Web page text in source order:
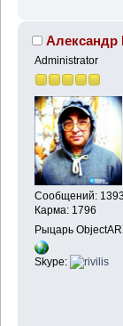
Александр
Administrator
Сообщений:
Карма: 1796
Рыцарь
Skype: